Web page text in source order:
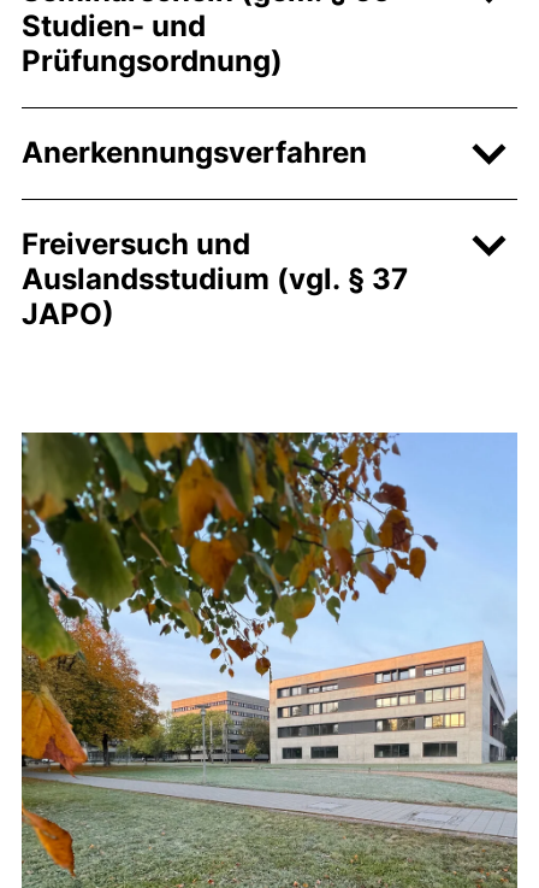
Studien- und
Prüfungsordnung)
Anerkennungsverfahren
Freiversuch und
Auslandsstudium (vgl. § 37
JAPO)